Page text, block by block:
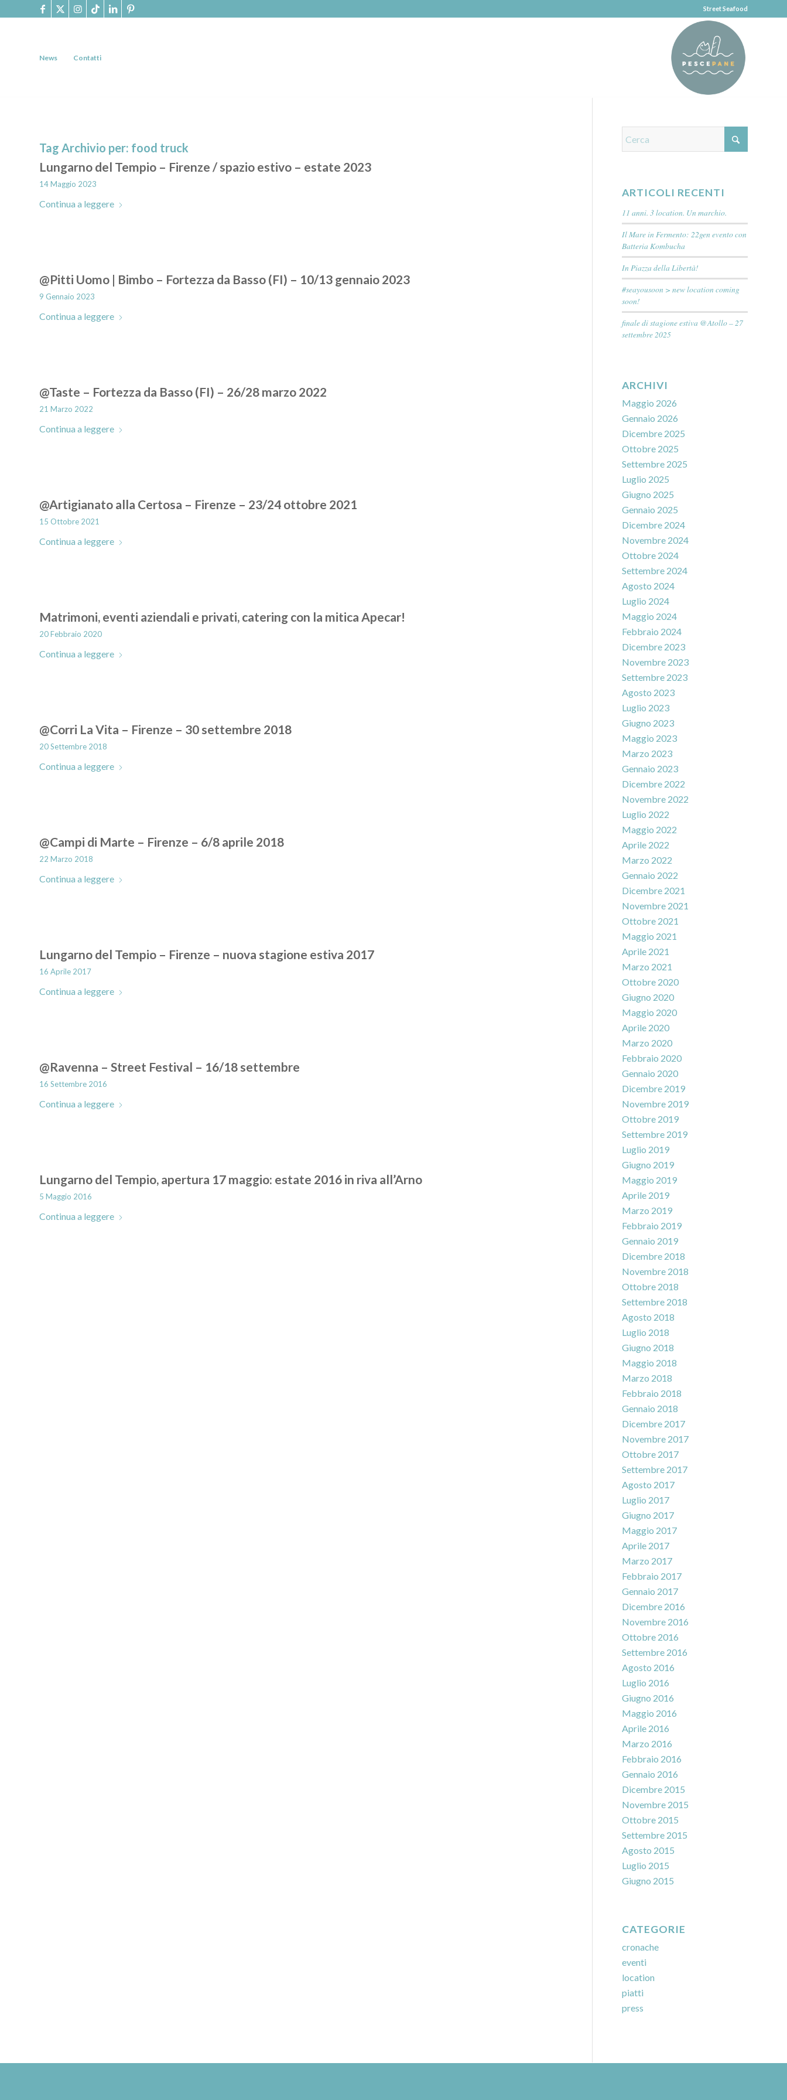
Street Seafood
News Contatti
Tag Archivio per: food truck
Lungarno del Tempio – Firenze / spazio estivo – estate 2023
14 Maggio 2023
Continua a leggere
@Pitti Uomo | Bimbo – Fortezza da Basso (FI) – 10/13 gennaio 2023
9 Gennaio 2023
Continua a leggere
@Taste – Fortezza da Basso (FI) – 26/28 marzo 2022
21 Marzo 2022
Continua a leggere
@Artigianato alla Certosa – Firenze – 23/24 ottobre 2021
15 Ottobre 2021
Continua a leggere
Matrimoni, eventi aziendali e privati, catering con la mitica Apecar!
20 Febbraio 2020
Continua a leggere
@Corri La Vita – Firenze – 30 settembre 2018
20 Settembre 2018
Continua a leggere
@Campi di Marte – Firenze – 6/8 aprile 2018
22 Marzo 2018
Continua a leggere
Lungarno del Tempio – Firenze – nuova stagione estiva 2017
16 Aprile 2017
Continua a leggere
@Ravenna – Street Festival – 16/18 settembre
16 Settembre 2016
Continua a leggere
Lungarno del Tempio, apertura 17 maggio: estate 2016 in riva all’Arno
5 Maggio 2016
Continua a leggere
ARTICOLI RECENTI
11 anni. 3 location. Un marchio.
Il Mare in Fermento: 22gen evento con
Batteria Kombucha
In Piazza della Libertà!
#seayousoon > new location coming
soon!
finale di stagione estiva @Atollo – 27
settembre 2025
ARCHIVI
Maggio 2026
Gennaio 2026
Dicembre 2025
Ottobre 2025
Settembre 2025
Luglio 2025
Giugno 2025
Gennaio 2025
Dicembre 2024
Novembre 2024
Ottobre 2024
Settembre 2024
Agosto 2024
Luglio 2024
Maggio 2024
Febbraio 2024
Dicembre 2023
Novembre 2023
Settembre 2023
Agosto 2023
Luglio 2023
Giugno 2023
Maggio 2023
Marzo 2023
Gennaio 2023
Dicembre 2022
Novembre 2022
Luglio 2022
Maggio 2022
Aprile 2022
Marzo 2022
Gennaio 2022
Dicembre 2021
Novembre 2021
Ottobre 2021
Maggio 2021
Aprile 2021
Marzo 2021
Ottobre 2020
Giugno 2020
Maggio 2020
Aprile 2020
Marzo 2020
Febbraio 2020
Gennaio 2020
Dicembre 2019
Novembre 2019
Ottobre 2019
Settembre 2019
Luglio 2019
Giugno 2019
Maggio 2019
Aprile 2019
Marzo 2019
Febbraio 2019
Gennaio 2019
Dicembre 2018
Novembre 2018
Ottobre 2018
Settembre 2018
Agosto 2018
Luglio 2018
Giugno 2018
Maggio 2018
Marzo 2018
Febbraio 2018
Gennaio 2018
Dicembre 2017
Novembre 2017
Ottobre 2017
Settembre 2017
Agosto 2017
Luglio 2017
Giugno 2017
Maggio 2017
Aprile 2017
Marzo 2017
Febbraio 2017
Gennaio 2017
Dicembre 2016
Novembre 2016
Ottobre 2016
Settembre 2016
Agosto 2016
Luglio 2016
Giugno 2016
Maggio 2016
Aprile 2016
Marzo 2016
Febbraio 2016
Gennaio 2016
Dicembre 2015
Novembre 2015
Ottobre 2015
Settembre 2015
Agosto 2015
Luglio 2015
Giugno 2015
CATEGORIE
cronache
eventi
location
piatti
press